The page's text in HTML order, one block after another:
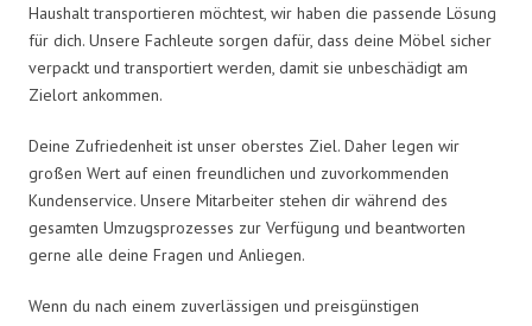
Haushalt transportieren möchtest, wir haben die passende Lösung
für dich. Unsere Fachleute sorgen dafür, dass deine Möbel sicher
verpackt und transportiert werden, damit sie unbeschädigt am
Zielort ankommen.
Deine Zufriedenheit ist unser oberstes Ziel. Daher legen wir
großen Wert auf einen freundlichen und zuvorkommenden
Kundenservice. Unsere Mitarbeiter stehen dir während des
gesamten Umzugsprozesses zur Verfügung und beantworten
gerne alle deine Fragen und Anliegen.
Wenn du nach einem zuverlässigen und preisgünstigen